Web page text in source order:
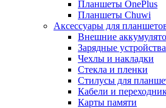
Планшеты OnePlus
Планшеты Chuwi
Аксессуары для
Внешние
Зарядные устройства
Чехлы и накладки
Стекла и пленки
Стилусы для
Кабели и
Карты памяти